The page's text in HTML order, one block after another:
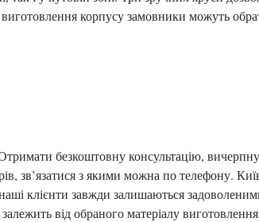
корпусу замовники можуть
безкоштовну консультацію,
зв’язатися з якими можна по телефону.
клієнти завжди залишаються
від обраного матеріалу виготовлення